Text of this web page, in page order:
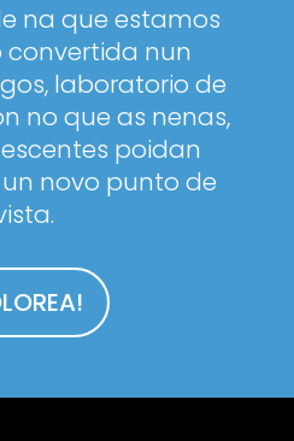
na que estamos
nun
laboratorio de
no que as nenas,
poidan
novo punto de